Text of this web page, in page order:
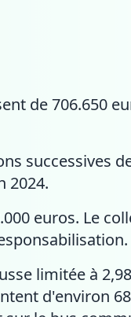
de 706.650
successives
2024.
euros. Le
limitée à
d'environ